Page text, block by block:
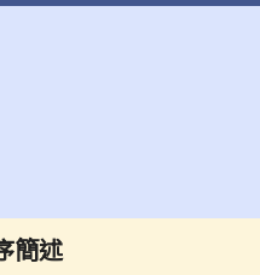
簡述
附有提交訴訟文件的程序簡
紀錄？